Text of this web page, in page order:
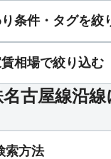
条件・タグを絞
相場で絞り込む
古屋線沿
索方法